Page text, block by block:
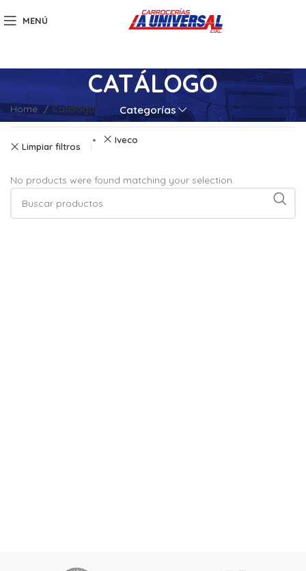
MENÚ
CATÁLOGO
Categorías
Home Catálogo
Limpiar filtros
Iveco
No products were found matching your selection.